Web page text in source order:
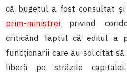
că bugetul a fost consultat și
prim-ministrei privind
criticând faptul că edilul a
funcționarii care au solicitat
liberă pe străzile